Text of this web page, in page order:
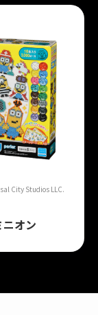
City Studios LLC.
オン